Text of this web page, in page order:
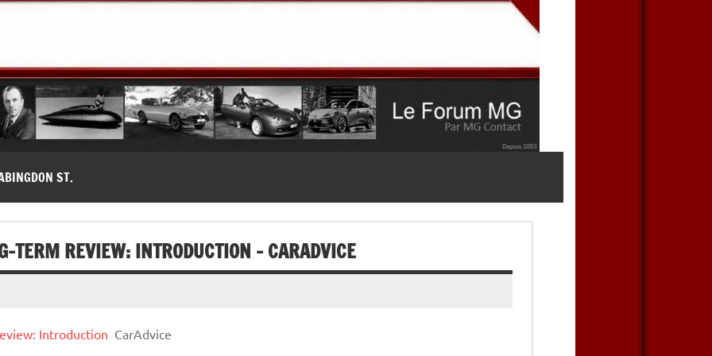
ST.
TERM REVIEW: INTRODUCTION – CARADVICE
Introduction CarAdvice